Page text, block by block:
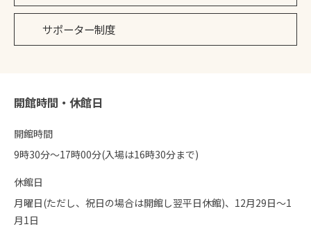
サポーター制度
開館時間・休館日
開館時間
9時30分〜17時00分(入場は16時30分まで)
休館日
月曜日(ただし、祝日の場合は開館し翌平日休館)、12月29日～1
月1日